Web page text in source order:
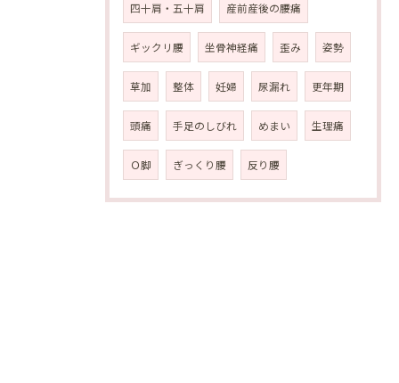
四十肩・五十肩 産前産後の腰痛
ギックリ腰 坐骨神経痛 歪み 姿勢
草加 整体 妊婦 尿漏れ 更年期
頭痛 手足のしびれ めまい 生理痛
Ｏ脚 ぎっくり腰 反り腰